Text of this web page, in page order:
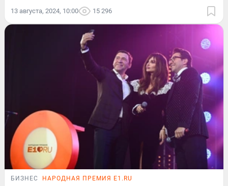
13 августа, 2024, 10:00 15 296
БИЗНЕС НАРОДНАЯ ПРЕМИЯ E1.RU